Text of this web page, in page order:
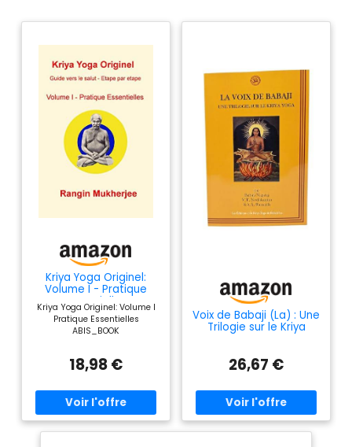
Kriya Yoga Originel:
Volume I - Pratique
Essentielles
Kriya Yoga Originel: Volume I
Pratique Essentielles
ABIS_BOOK
18,98 €
Voix de Babaji (La) : Une
Trilogie sur le Kriya
26,67 €